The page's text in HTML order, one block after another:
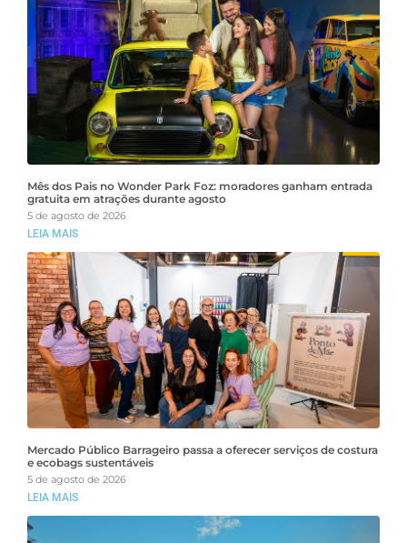
Mês dos Pais no Wonder Park Foz: moradores ganham entrada
gratuita em atrações durante agosto
5 de agosto de 2026
LEIA MAIS
Mercado Público Barrageiro passa a oferecer serviços de costura
e ecobags sustentáveis
5 de agosto de 2026
LEIA MAIS